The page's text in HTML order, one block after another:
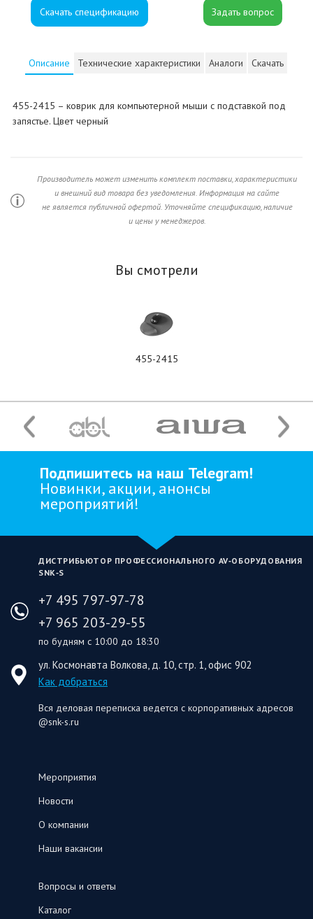
Скачать спецификацию
Описание Технические характеристики Аналоги Скачать
455-2415 – коврик для компьютерной мыши с подставкой под
запястье. Цвет черный
Производитель может изменить комплект поставки, характеристики
и внешний вид товара без уведомления. Информация на сайте
не является публичной офертой. Уточняйте спецификацию, наличие
и цены у менеджеров.
Вы смотрели
455-2415
Подпишитесь на наш Telegram!
Новинки, акции, анонсы
мероприятий!
ДИСТРИБЬЮТОР ПРОФЕССИОНАЛЬНОГО AV‑ОБОРУДОВАНИЯ
SNK‑S
+7 495 797-97-78
+7 965 203-29-55
по будням с 10:00 до 18:30
ул. Космонавта Волкова, д. 10, стр. 1, офис 902
Как добраться
Вся деловая переписка ведется с корпоративных адресов
@snk-s.ru
Мероприятия
Новости
О компании
Наши вакансии
Вопросы и ответы
Каталог